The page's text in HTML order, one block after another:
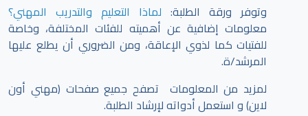
وتوفر ورقة الطلبة: لماذا التعليم والتدريب المهني؟
معلومات إضافية عن أهميته للفئات المختلفة، وخاصة
للفتيات كما لذوي الإعاقة، ومن الضروري أن يطلع عليها
المرشد/ة.
لمزيد من المعلومات تصفح جميع صفحات (مهني أون
لاين) و استعمل أدواته لإرشاد الطلبة.